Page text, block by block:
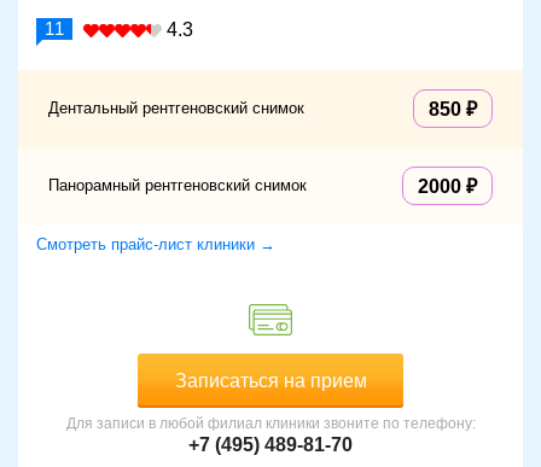
11 4.3
Дентальный рентгеновский снимок 850
Панорамный рентгеновский снимок 2000
Смотреть прайс-лист клиники →
Записаться на прием
Для записи в любой филиал клиники звоните по телефону:
+7 (495) 489-81-70